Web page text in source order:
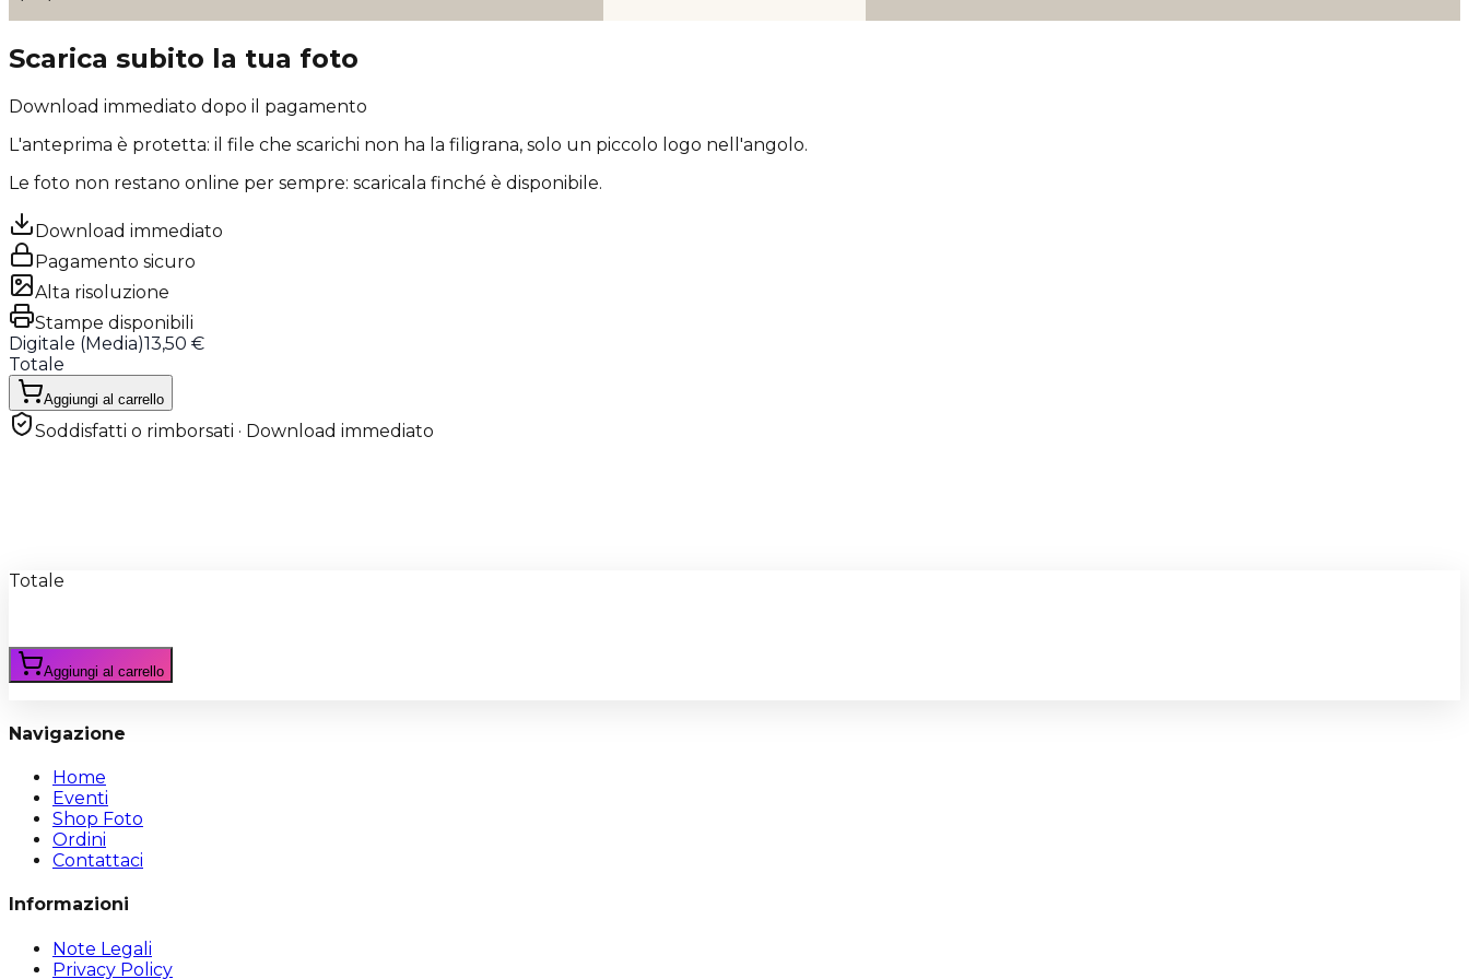
Scarica subito la tua foto
Download immediato dopo il pagamento
L'anteprima è protetta: il file che scarichi non ha la filigrana, solo un piccolo logo nell'angolo.
Le foto non restano online per sempre: scaricala finché è disponibile.
Download immediato
Pagamento sicuro
Alta risoluzione
Stampe disponibili
Digitale (Media)13,50 €
Totale
Aggiungi al carrello
Soddisfatti o rimborsati · Download immediato
Totale
Aggiungi al carrello
Navigazione
Home
Eventi
Shop Foto
Ordini
Contattaci
Informazioni
Note Legali
Privacy Policy